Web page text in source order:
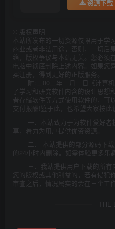
资源下载
版权声明
本站所发布的一切资源仅限用于学
商业或者非法用途，否则，一切
络，版权争议与本站无关。您必须
电脑中彻底删除上述内容。如果您
买注册，得到更好的正版服务。
附:二00二年一月一日《计算
了学习和研究软件内含的设计思
者存储软件等方式使用软件的，可
支付报酬!鉴于此，也希望大家按此
一、本站致力于为软件爱好
享，着力为用户提供优资资源。
二、 本站提供的部分源码下
的24小时内删除。如需体验更多乐
三、我站提供用户下载的所有
您的版权或其他利益的，若有侵犯
审查之后，情况属实的会在三个工
THE